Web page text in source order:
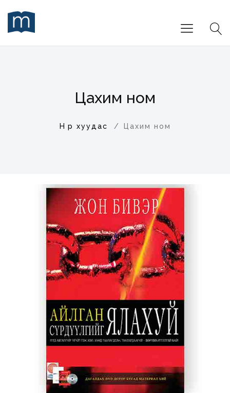
Цахим ном
Нүүр хуудас Цахим ном